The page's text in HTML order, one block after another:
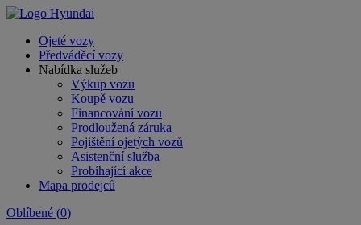
Ojeté vozy
Předváděcí vozy
Nabídka služeb
Výkup vozu
Koupě vozu
Financování vozu
Prodloužená záruka
Pojištění ojetých vozů
Asistenční služba
Probíhající akce
Mapa prodejců
Oblíbené (0)